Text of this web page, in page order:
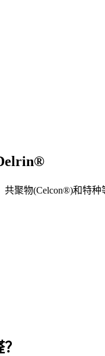
聚物(Celcon®)和特